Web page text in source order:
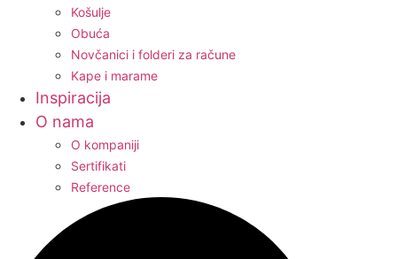
Košulje
Obuća
Novčanici i folderi za račune
Kape i marame
Inspiracija
O nama
O kompaniji
Sertifikati
Reference